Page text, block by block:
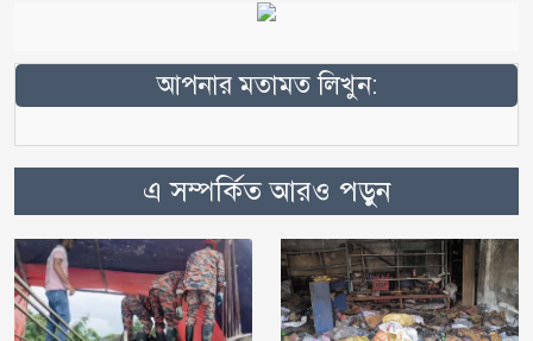
আপনার মতামত লিখুন:
এ সম্পর্কিত আরও পড়ুন